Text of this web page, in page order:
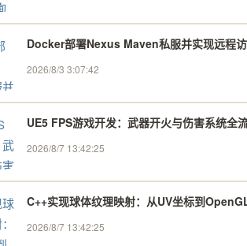
Docker部署Nexus Maven私服并实现远程
2026/8/3 3:07:42
UE5 FPS游戏开发：武器开火与伤害系统全
2026/8/7 13:42:25
C++实现球体纹理映射：从UV坐标到
2026/8/7 13:42:25